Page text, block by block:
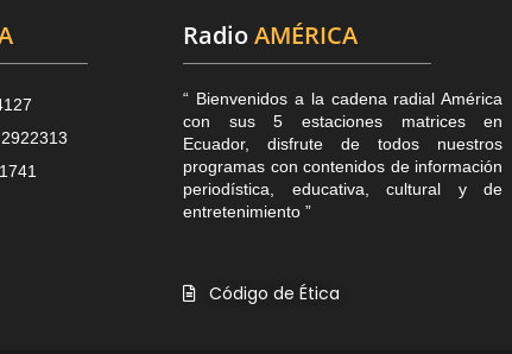
RadioAMÉRICA
“ Bienvenidos a la cadena radial América
con sus 5 estaciones matrices en
Ecuador, disfrute de todos nuestros
programas con contenidos de información
periodística, educativa, cultural y de
entretenimiento ”
Código de Ética